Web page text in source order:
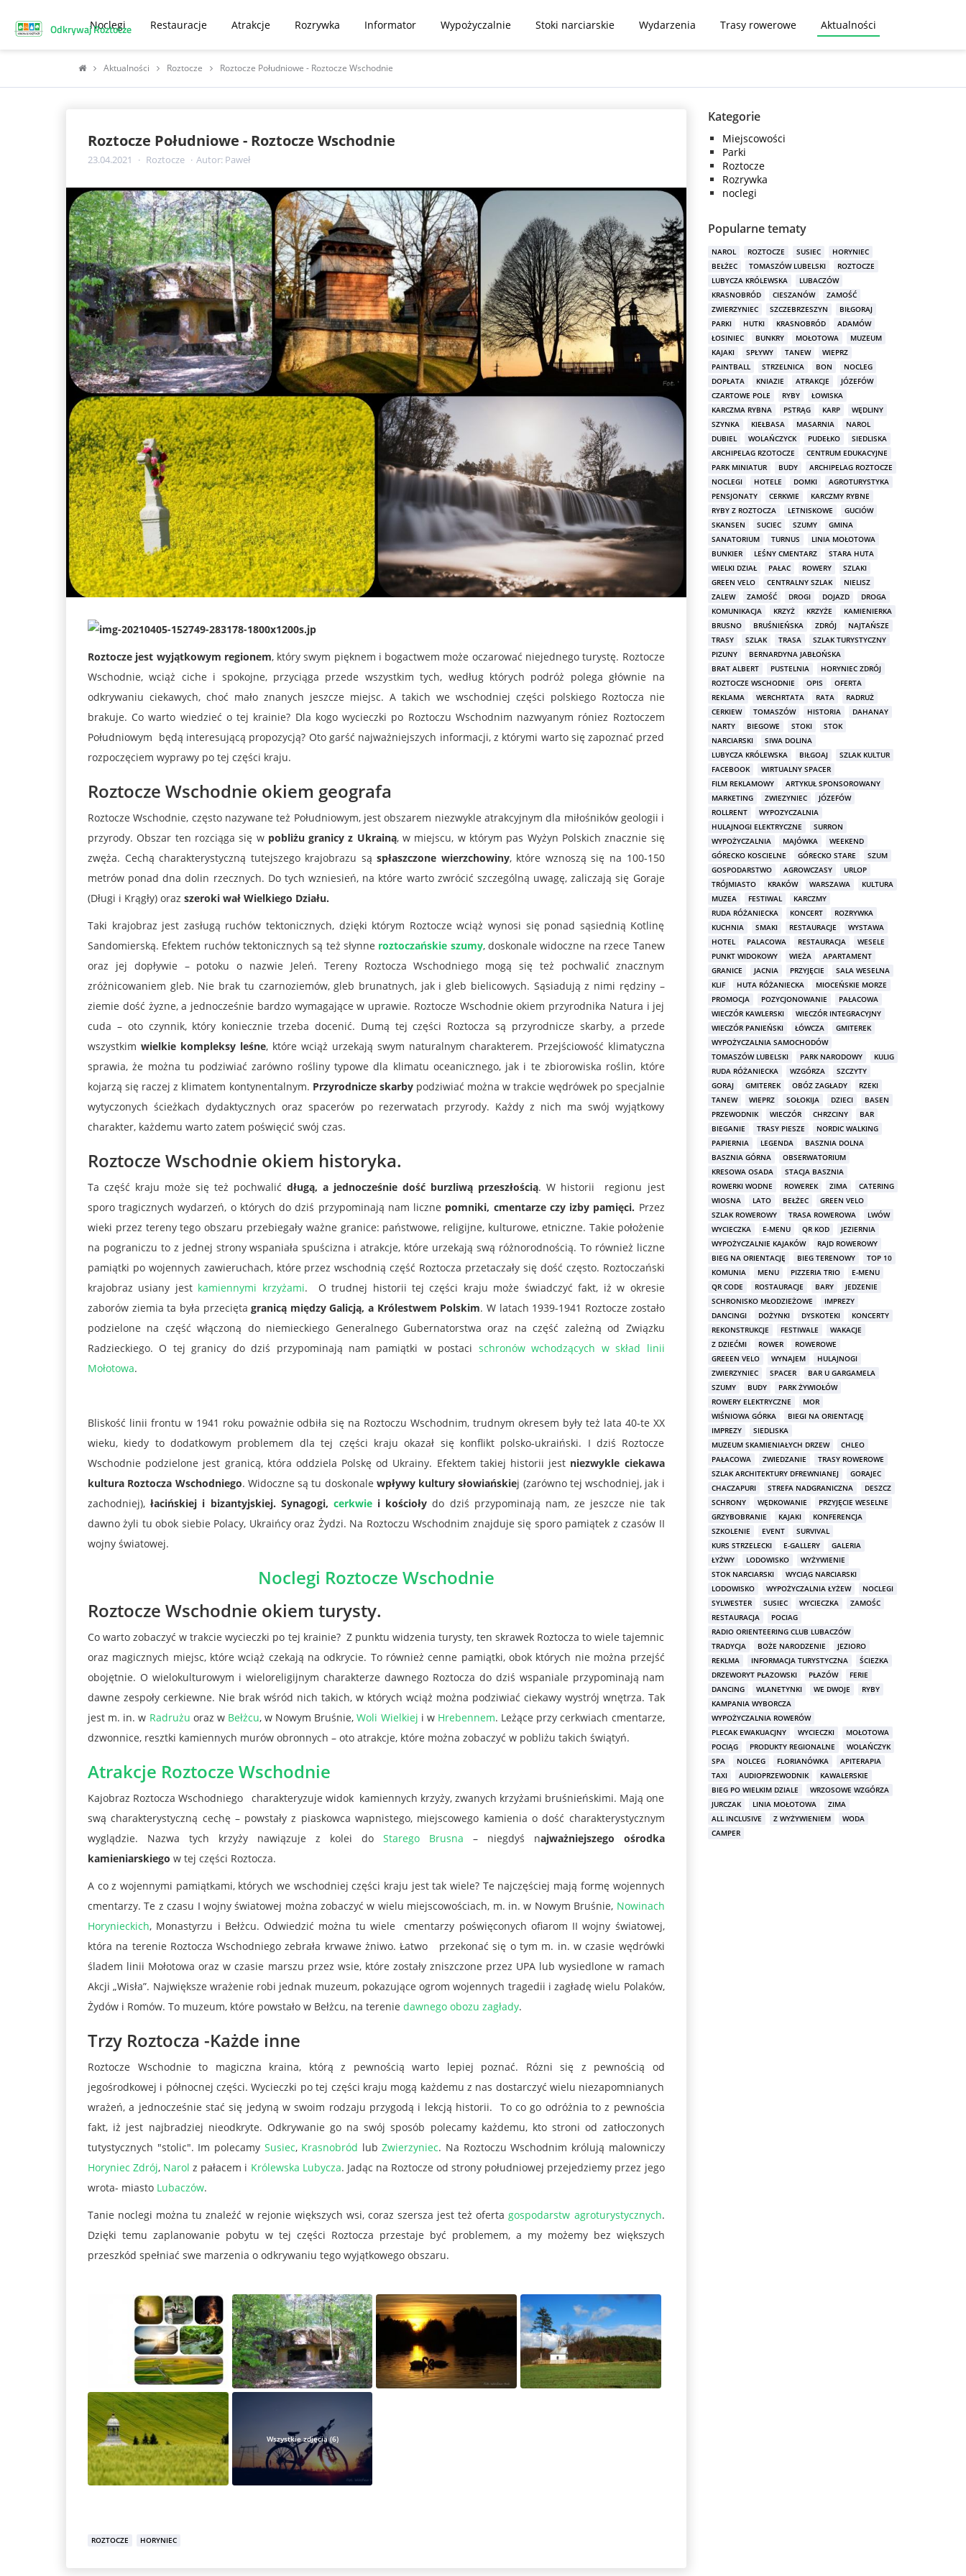
Odkrywaj Roztocze
Noclegi Restauracje Atrakcje Rozrywka Informator Wypożyczalnie Stoki narciarskie Wydarzenia Trasy rowerowe Aktualności
Aktualności Roztocze Roztocze Południowe - Roztocze Wschodnie
Roztocze Południowe - Roztocze Wschodnie
23.04.2021 Roztocze Autor: Paweł
Roztocze jest wyjątkowym regionem, który swym pięknem i bogactwem może oczarować niejednego turystę. Roztocze
Wschodnie, wciąż ciche i spokojne, przyciąga przede wszystkim tych, według których podróż polega głównie na
odkrywaniu ciekawych, choć mało znanych jeszcze miejsc. A takich we wschodniej części polskiego Roztocza nie
brakuje. Co warto wiedzieć o tej krainie? Dla kogo wycieczki po Roztoczu Wschodnim nazwyanym róniez Roztoczem
Południowym będą interesującą propozycją? Oto garść najważniejszych informacji, z którymi warto się zapoznać przed
rozpoczęciem wyprawy po tej części kraju.
Roztocze Wschodnie okiem geografa
Roztocze Wschodnie, często nazywane też Południowym, jest obszarem niezwykle atrakcyjnym dla miłośników geologii i
przyrody. Obszar ten rozciąga się w pobliżu granicy z Ukrainą, w miejscu, w którym pas Wyżyn Polskich znacznie się
zwęża. Cechą charakterystyczną tutejszego krajobrazu sąspłaszczone wierzchowiny, które wznoszą się na 100-150
metrów ponad dna dolin rzecznych. Do tych wzniesień, na które warto zwrócić szczególną uwagę, zaliczają się Goraje
(Długi i Krągły) oraz szeroki wał Wielkiego Działu.
Taki krajobraz jest zasługą ruchów tektonicznych, dzięki którym Roztocze wciąż wynosi się ponad sąsiednią Kotlinę
Sandomierską. Efektem ruchów tektonicznych są też słynne roztoczańskie szumy, doskonale widoczne na rzece Tanew
oraz jej dopływie – potoku o nazwie Jeleń. Tereny Roztocza Wschodniego mogą się też pochwalić znacznym
zróżnicowaniem gleb. Nie brak tu czarnoziemów, gleb brunatnych, jak i gleb bielicowych. Sąsiadują z nimi rędziny –
ziemie dość żyzne, a jednocześnie bardzo wymagające w uprawie. Roztocze Wschodnie okiem przyrodnika Natura i jej
cuda – oto czynnik, który koniecznie trzeba docenić. Dumą tej części Roztocza są przyrodnicze skarby, a przede
wszystkim wielkie kompleksy leśne, które wciąż urzekają swym naturalnym charakterem. Przejściowość klimatyczna
sprawia, że można tu podziwiać zarówno rośliny typowe dla klimatu oceanicznego, jak i te zbiorowiska roślin, które
kojarzą się raczej z klimatem kontynentalnym. Przyrodnicze skarbypodziwiać można w trakcie wędrówek po specjalnie
wytyczonych ścieżkach dydaktycznych oraz spacerów po rezerwatach przyrody. Każdy z nich ma swój wyjątkowy
charakter, każdemu warto zatem poświęcić swój czas.
Roztocze Wschodnie okiem historyka.
Ta część kraju może się też pochwalićdługą, a jednocześnie dość burzliwą przeszłością. W historii regionu jest
sporo tragicznych wydarzeń, o których do dziś przypominają nam liczne pomniki, cmentarze czy izby pamięci. Przez
wieki przez tereny tego obszaru przebiegały ważne granice: państwowe, religijne, kulturowe, etniczne. Takie położenie
na pograniczu to z jednej strony wspaniała spuścizna i atrakcje, które urzekają swą różnorodnością. To również liczne
pamiątki po wojennych zawieruchach, które przez wschodnią część Roztocza przetaczały się dość często. Roztoczański
krajobraz usiany jest kamiennymi krzyżami. O trudnej historii tej części kraju może świadczyć fakt, iż w okresie
zaborów ziemia ta była przeciętagranicą między Galicją, a Królestwem Polskim. W latach 1939-1941 Roztocze zostało
podzielone na część włączoną do niemieckiego Generalnego Gubernatorstwa oraz na część zależną od Związku
Radzieckiego. O tej granicy do dziś przypominają nam pamiątki w postaci schronów wchodzących w skład linii
Mołotowa.
Bliskość linii frontu w 1941 roku poważnie odbiła się na Roztoczu Wschodnim, trudnym okresem były też lata 40-te XX
wieku, kiedy to dodatkowym problemem dla tej części kraju okazał się konflikt polsko-ukraiński. I dziś Roztocze
Wschodnie podzielone jest granicą, która oddziela Polskę od Ukrainy. Efektem takiej historii jest niezwykle ciekawa
kultura Roztocza Wschodniego. Widoczne są tu doskonale wpływy kultury słowiańskiej (zarówno tej wschodniej, jak i
zachodniej),łacińskiej i bizantyjskiej. Synagogi, cerkwiei kościoły do dziś przypominają nam, ze jeszcze nie tak
dawno żyli tu obok siebie Polacy, Ukraińcy oraz Żydzi. Na Roztoczu Wschodnim znajduje się sporo pamiątek z czasów II
wojny światowej.
Noclegi Roztocze Wschodnie
Roztocze Wschodnie okiem turysty.
Co warto zobaczyć w trakcie wycieczki po tej krainie? Z punktu widzenia turysty, ten skrawek Roztocza to wiele tajemnic
oraz magicznych miejsc, które wciąż czekają na odkrycie. To również cenne pamiątki, obok których nie można przejść
obojętnie. O wielokulturowym i wieloreligijnym charakterze dawnego Roztocza do dziś wspaniale przypominają nam
dawne zespoły cerkiewne. Nie brak wśród nich takich, w których wciąż można podziwiać ciekawy wystrój wnętrza. Tak
jest m. in. w Radrużu oraz w Bełżcu, w Nowym Bruśnie,Woli Wielkiej i w Hrebennem. Leżące przy cerkwiach cmentarze,
dzwonnice, resztki kamiennych murów obronnych – oto atrakcje, które można zobaczyć w pobliżu takich świątyń.
Atrakcje Roztocze Wschodnie
Kajobraz Roztocza Wschodniego charakteryzuje widok kamiennych krzyży, zwanych krzyżami bruśnieńskimi. Mają one
swą charakterystyczną cechę – powstały z piaskowca wapnistego, miejscowego kamienia o dość charakterystycznym
wyglądzie. Nazwa tych krzyży nawiązuje z kolei do Starego Brusna – niegdyś najważniejszego ośrodka
kamieniarskiego w tej części Roztocza.
A co z wojennymi pamiątkami, których we wschodniej części kraju jest tak wiele? Te najczęściej mają formę wojennych
cmentarzy. Te z czasu I wojny światowej można zobaczyć w wielu miejscowościach, m. in. w Nowym Bruśnie, Nowinach
Horynieckich, Monastyrzu i Bełżcu. Odwiedzić można tu wiele cmentarzy poświęconych ofiarom II wojny światowej,
która na terenie Roztocza Wschodniego zebrała krwawe żniwo. Łatwo przekonać się o tym m. in. w czasie wędrówki
śladem linii Mołotowa oraz w czasie marszu przez wsie, które zostały zniszczone przez UPA lub wysiedlone w ramach
Akcji „Wisła”. Największe wrażenie robi jednak muzeum, pokazujące ogrom wojennych tragedii i zagładę wielu Polaków,
Żydów i Romów. To muzeum, które powstało w Bełżcu, na terenie dawnego obozu zagłady.
Trzy Roztocza -Każde inne
Roztocze Wschodnie to magiczna kraina, którą z pewnością warto lepiej poznać. Rózni się z pewnością od
jegośrodkowej i północnej części. Wycieczki po tej części kraju mogą każdemu z nas dostarczyć wielu niezapomnianych
wrażeń, a jednocześnie stać się jedyną w swoim rodzaju przygodą i lekcją historii. To co go odróżnia to z pewnościa
fakt, iż jest najbradziej nieodkryte. Odkrywanie go na swój sposób polecamy każdemu, kto stroni od zatłoczonych
tutystycznych "stolic". Im polecamy Susiec, Krasnobród lubZwierzyniec. Na Roztoczu Wschodnim królują malowniczy
Horyniec Zdrój, Narol z pałacem i Królewska Lubycza. Jadąc na Roztocze od strony południowej przejedziemy przez jego
wrota- miasto Lubaczów.
Tanie noclegi można tu znaleźć w rejonie większych wsi, coraz szersza jest też ofertagospodarstw agroturystycznych.
Dzięki temu zaplanowanie pobytu w tej części Roztocza przestaje być problemem, a my możemy bez większych
przeszkód spełniać swe marzenia o odkrywaniu tego wyjątkowego obszaru.
Wszystkie zdjęcia (6)
ROZTOCZE HORYNIEC
Kategorie
Miejscowości
Parki
Roztocze
Rozrywka
noclegi
Popularne tematy
NAROL ROZTOCZE SUSIEC
HORYNIEC
BEŁŻEC
TOMASZÓW LUBELSKI
ROZTOCZE
LUBYCZA KRÓLEWSKA
LUBACZÓW
KRASNOBRÓD
CIESZANÓW
ZAMOŚĆ
ZWIERZYNIEC
SZCZEBRZESZYN
BIŁGORAJ
PARKI
HUTKI KRASNOBRÓD
ADAMÓW
ŁOSINIEC
BUNKRY MOŁOTOWA
MUZEUM
KAJAKI
SPŁYWY TANEW
WIEPRZ
PAINTBALL
STRZELNICA BON
NOCLEG
DOPŁATA
KNIAZIE ATRAKCJE
JÓZEFÓW
CZARTOWE POLE
RYBY
ŁOWISKA
KARCZMA RYBNA
PSTRĄG KARP
WĘDLINY
SZYNKA
KIEŁBASA MASARNIA
NAROL
DUBIEL
WOLAŃCZYCK PUDEŁKO
SIEDLISKA
ARCHIPELAG RZOTOCZE
CENTRUM EDUKACYJNE
PARK MINIATUR
BUDY
ARCHIPELAG ROZTOCZE
NOCLEGI
HOTELE DOMKI
AGROTURYSTYKA
PENSJONATY
CERKWIE
KARCZMY RYBNE
RYBY Z ROZTOCZA
LETNISKOWE
GUCIÓW
SKANSEN
SUCIEC SZUMY
GMINA
SANATORIUM
TURNUS
LINIA MOŁOTOWA
BUNKIER
LEŚNY CMENTARZ
STARA HUTA
WIELKI DZIAŁ
PAŁAC ROWERY
SZLAKI
GREEN VELO
CENTRALNY SZLAK
NIELISZ
ZALEW
ZAMOŚĆ DROGI DOJAZD
DROGA
KOMUNIKACJA
KRZYŻ KRZYŻE
KAMIENIERKA
BRUSNO
BRUŚNIEŃSKA ZDRÓJ
NAJTAŃSZE
TRASY
SZLAK TRASA
SZLAK TURYSTYCZNY
PIZUNY
BERNARDYNA JABŁOŃSKA
BRAT ALBERT
PUSTELNIA
HORYNIEC ZDRÓJ
ROZTOCZE WSCHODNIE
OPIS
OFERTA
REKLAMA
WERCHRTATA RATA
RADRUŻ
CERKIEW
TOMASZÓW HISTORIA
DAHANAY
NARTY
BIEGOWE STOKI
STOK
NARCIARSKI
SIWA DOLINA
LUBYCZA KRÓLEWSKA
BIŁGOAJ
SZLAK KULTUR
FACEBOOK
WIRTUALNY SPACER
FILM REKLAMOWY
ARTYKUŁ SPONSOROWANY
MARKETING
ZWIEZYNIEC
JÓZEFÓW
ROLLRENT
WYPOZYCZALNIA
HULAJNOGI ELEKTRYCZNE
SURRON
WYPOŻYCZALNIA
MAJÓWKA
WEEKEND
GÓRECKO KOSCIELNE
GÓRECKO STARE
SZUM
GOSPODARSTWO
AGROWCZASY
URLOP
TRÓJMIASTO
KRAKÓW WARSZAWA
KULTURA
MUZEA
FESTIWAL
KARCZMY
RUDA RÓŻANIECKA
KONCERT
ROZRYWKA
KUCHNIA
SMAKI RESTAURACJE
WYSTAWA
HOTEL
PALACOWA RESTAURACJA
WESELE
PUNKT WIDOKOWY
WIEŻA
APARTAMENT
GRANICE
JACNIA PRZYJĘCIE
SALA WESELNA
KLIF
HUTA RÓŻANIECKA
MIOCEŃSKIE MORZE
PROMOCJA
POZYCJONOWANIE
PAŁACOWA
WIECZÓR KAWLERSKI
WIECZÓR INTEGRACYJNY
WIECZÓR PANIEŃSKI
ŁÓWCZA
GMITEREK
WYPOŻYCZALNIA SAMOCHODÓW
TOMASZÓW LUBELSKI
PARK NARODOWY
KULIG
RUDA RÓŻANIECKA
WZGÓRZA
SZCZYTY
GORAJ
GMITEREK OBÓZ ZAGŁADY
RZEKI
TANEW
WIEPRZ SOŁOKIJA DZIECI
BASEN
PRZEWODNIK
WIECZÓR CHRZCINY
BAR
BIEGANIE
TRASY PIESZE
NORDIC WALKING
PAPIERNIA
LEGENDA
BASZNIA DOLNA
BASZNIA GÓRNA
OBSERWATORIUM
KRESOWA OSADA
STACJA BASZNIA
ROWERKI WODNE
ROWEREK ZIMA
CATERING
WIOSNA
LATO BEŁŻEC
GREEN VELO
SZLAK ROWEROWY
TRASA ROWEROWA
LWÓW
WYCIECZKA
E-MENU QR KOD
JEZIERNIA
WYPOŻYCZALNIE KAJAKÓW
RAJD ROWEROWY
BIEG NA ORIENTACJĘ
BIEG TERENOWY
TOP 10
KOMUNIA
MENU PIZZERIA TRIO
E-MENU
QR CODE
ROSTAURACJE BARY
JEDZENIE
SCHRONISKO MŁODZIEŻOWE
IMPREZY
DANCINGI
DOŻYNKI DYSKOTEKI
KONCERTY
REKONSTRUKCJE
FESTIWALE
WAKACJE
Z DZIEĆMI
ROWER
ROWEROWE
GREEEN VELO
WYNAJEM
HULAJNOGI
ZWIERZYNIEC
SPACER
BAR U GARGAMELA
SZUMY
BUDY
PARK ŻYWIOŁÓW
ROWERY ELEKTRYCZNE
MOR
WIŚNIOWA GÓRKA
BIEGI NA ORIENTACJĘ
IMPREZY
SIEDLISKA
MUZEUM SKAMIENIAŁYCH DRZEW
CHLEO
PAŁACOWA
ZWIEDZANIE
TRASY ROWEROWE
SZLAK ARCHITEKTURY DFREWNIANEJ
GORAJEC
CHACZAPURI
STREFA NADGRANICZNA
DESZCZ
SCHRONY
WĘDKOWANIE
PRZYJĘCIE WESELNE
GRZYBOBRANIE
KAJAKI
KONFERENCJA
SZKOLENIE
EVENT
SURVIVAL
KURS STRZELECKI
E-GALLERY
GALERIA
ŁYŻWY
LODOWISKO
WYŻYWIENIE
STOK NARCIARSKI
WYCIĄG NARCIARSKI
LODOWISKO
WYPOŻYCZALNIA ŁYŻEW
NOCLEGI
SYLWESTER
SUSIEC WYCIECZKA
ZAMOŚC
RESTAURACJA
POCIAG
RADIO ORIENTEERING CLUB LUBACZÓW
TRADYCJA
BOŻE NARODZENIE
JEZIORO
REKLMA
INFORMACJA TURYSTYCZNA
ŚCIEZKA
DRZEWORYT PŁAZOWSKI
PŁAZÓW
FERIE
DANCING
WLANETYNKI WE DWOJE
RYBY
KAMPANIA WYBORCZA
WYPOŻYCZALNIA ROWERÓW
PLECAK EWAKUACJNY
WYCIECZKI
MOŁOTOWA
POCIĄG
PRODUKTY REGIONALNE
WOLAŃCZYK
SPA
NOLCEG FLORIANÓWKA
APITERAPIA
TAXI
AUDIOPRZEWODNIK
KAWALERSKIE
BIEG PO WIELKIM DZIALE
WRZOSOWE WZGÓRZA
JURCZAK
LINIA MOŁOTOWA
ZIMA
ALL INCLUSIVE
Z WYŻYWIENIEM
WODA
CAMPER